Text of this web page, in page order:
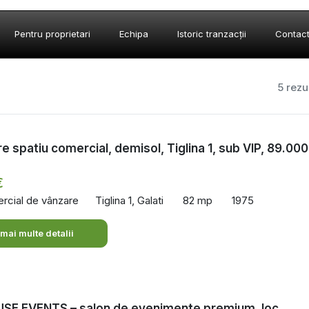
Pentru proprietari Echipa Istoric tranzacții Contact
5
spatiu comercial, demisol, Tiglina 1, sub VIP, 89.000
de vânzare Tiglina 1, Galati 82 mp 1975
multe detalii